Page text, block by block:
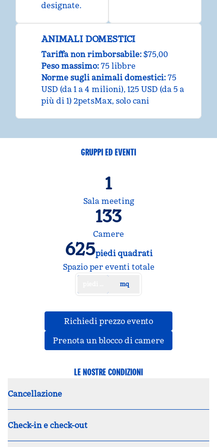
designate.
ANIMALI DOMESTICI
Tariffa non rimborsabile: $75,00
Peso massimo: 75 libbre
Norme sugli animali domestici: 75
USD (da 1 a 4 milioni), 125 USD (da 5 a
più di 1) 2petsMax, solo cani
GRUPPI ED EVENTI
1
Sala meeting
133
Camere
625piedi quadrati
Piedi quadrati
Spazio per eventi totale
piedi quadratimq
Richiedi prezzo evento,
Prenota un blocco di camere
LE NOSTRE CONDIZIONI
Cancellazione
Check-in e check-out